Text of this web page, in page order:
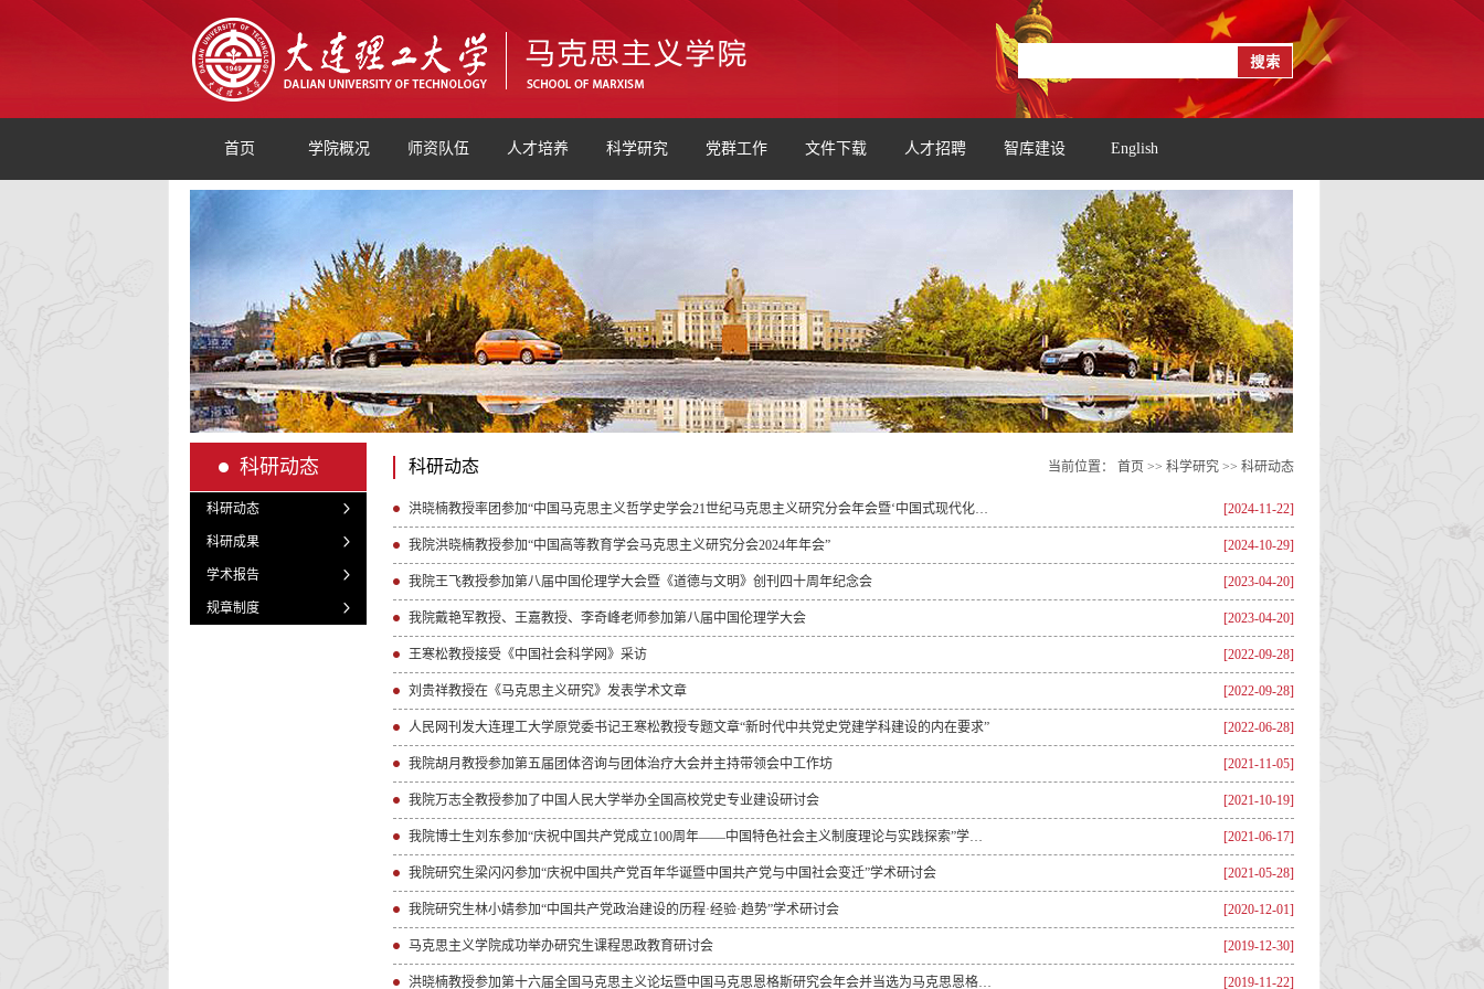
首页 学院概况 师资队伍 人才培养 科学研究 党群工作 文件下载 人才招聘 智库建设 English
科研动态
科研动态
科研成果
学术报告
规章制度
科研动态 当前位置： 首页 >> 科学研究 >> 科研动态
洪晓楠教授率团参加“中国马克思主义哲学史学会21世纪马克思主义研究分会年会暨‘中国式现代化与21世纪... [2024-11-22]
我院洪晓楠教授参加“中国高等教育学会马克思主义研究分会2024年年会” [2024-10-29]
我院王飞教授参加第八届中国伦理学大会暨《道德与文明》创刊四十周年纪念会 [2023-04-20]
我院戴艳军教授、王嘉教授、李奇峰老师参加第八届中国伦理学大会 [2023-04-20]
王寒松教授接受《中国社会科学网》采访 [2022-09-28]
刘贵祥教授在《马克思主义研究》发表学术文章 [2022-09-28]
​人民网刊发大连理工大学原党委书记王寒松教授专题文章“新时代中共党史党建学科建设的内在要求” [2022-06-28]
我院胡月教授参加第五届团体咨询与团体治疗大会并主持带领会中工作坊 [2021-11-05]
我院万志全教授参加了中国人民大学举办全国高校党史专业建设研讨会 [2021-10-19]
我院博士生刘东参加“庆祝中国共产党成立100周年——中国特色社会主义制度理论与实践探索”学术研讨会 [2021-06-17]
我院研究生梁闪闪参加“庆祝中国共产党百年华诞暨中国共产党与中国社会变迁”学术研讨会 [2021-05-28]
我院研究生林小婧参加“中国共产党政治建设的历程·经验·趋势”学术研讨会 [2020-12-01]
马克思主义学院成功举办研究生课程思政教育研讨会 [2019-12-30]
洪晓楠教授参加第十六届全国马克思主义论坛暨中国马克思恩格斯研究会年会并当选为马克思恩格斯研究会第... [2019-11-22]